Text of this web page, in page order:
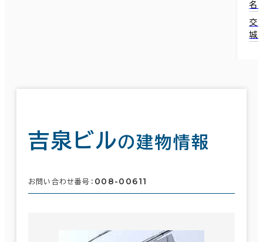
名古屋市東区泉
交通：久屋大通駅(
城線) 1B口 2分
吉泉ビルの建物情報
お問い合わせ番号： 008-00611